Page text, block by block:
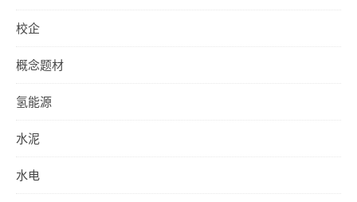
校企
概念题材
氢能源
水泥
水电